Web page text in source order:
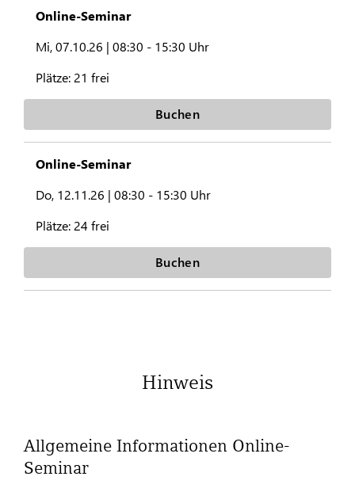
Online-Seminar
Mi, 07.10.26 | 08:30 - 15:30 Uhr
Plätze: 21 frei
Buchen
Online-Seminar
Do, 12.11.26 | 08:30 - 15:30 Uhr
Plätze: 24 frei
Buchen
Hinweis
Allgemeine Informationen Online-
Seminar